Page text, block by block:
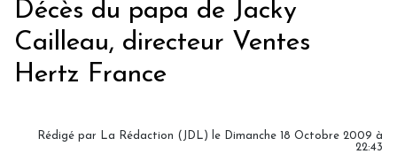
Décès du papa de Jacky
Cailleau, directeur Ventes
Hertz France
Rédigé par La Rédaction (JDL) le Dimanche 18 Octobre 2009 à
22:43